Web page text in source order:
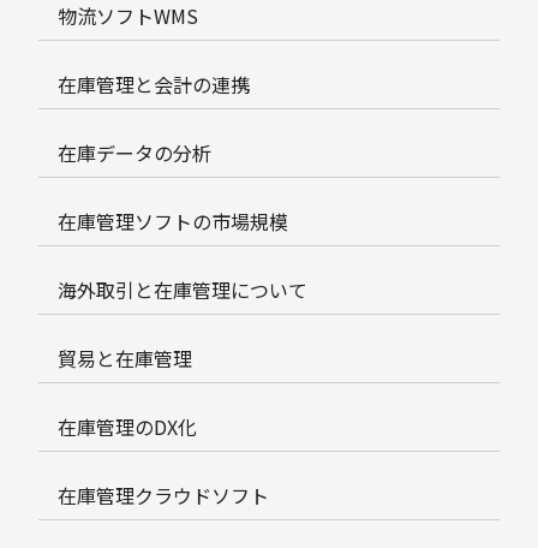
物流ソフトWMS
在庫管理と会計の連携
在庫データの分析
在庫管理ソフトの市場規模
海外取引と在庫管理について
貿易と在庫管理
在庫管理のDX化
在庫管理クラウドソフト